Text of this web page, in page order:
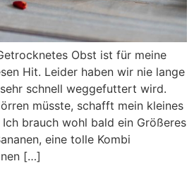
Obst ist für meine
Hit. Leider haben wir nie lange
schnell weggefuttert wird.
müsste, schafft mein kleines
brauch wohl bald ein Größeres
eine tolle Kombi
[…]